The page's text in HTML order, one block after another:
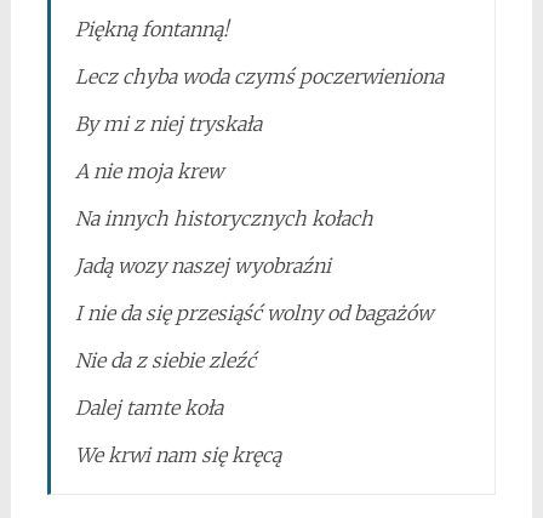
Piękną fontanną!
Lecz chyba woda czymś poczerwieniona
By mi z niej tryskała
A nie moja krew
Na innych historycznych kołach
Jadą wozy naszej wyobraźni
I nie da się przesiąść wolny od bagażów
Nie da z siebie zleźć
Dalej tamte koła
We krwi nam się kręcą